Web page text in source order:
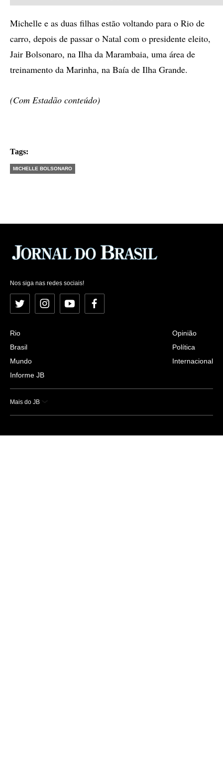
Michelle e as duas filhas estão voltando para o Rio de
carro, depois de passar o Natal com o presidente eleito,
Jair Bolsonaro, na Ilha da Marambaia, uma área de
treinamento da Marinha, na Baía de Ilha Grande.
(Com Estadão conteúdo)
Tags:
MICHELLE BOLSONARO
Nos siga nas redes sociais!
Twitter InstagramYouTubeFacebook
Rio
Brasil
Mundo
Informe JB
Opinião
Política
Internacional
Mais do JB
Esportes